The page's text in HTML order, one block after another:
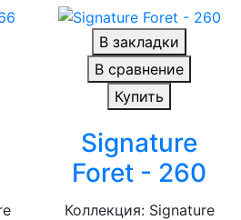
В закладки
В сравнение
Купить
Signature
Foret - 260
Коллекция: Signature